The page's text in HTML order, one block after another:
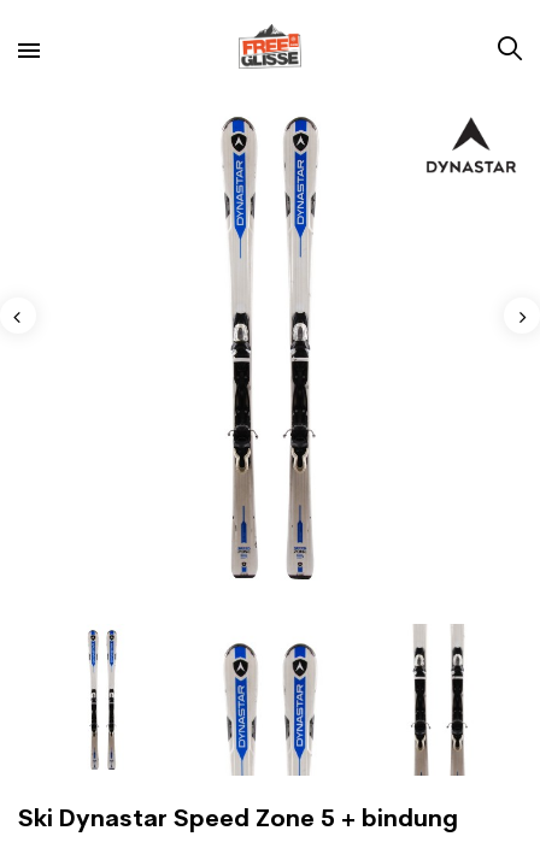
Ski Dynastar Speed Zone 5 + bindung